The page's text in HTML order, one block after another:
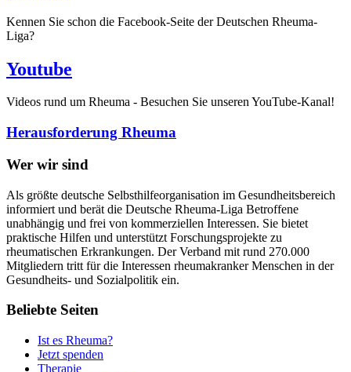
Kennen Sie schon die Facebook-Seite der Deutschen Rheuma-
Liga?
Youtube
Videos rund um Rheuma - Besuchen Sie unseren YouTube-Kanal!
Herausforderung Rheuma
Wer wir sind
Als größte deutsche Selbsthilfeorganisation im Gesundheitsbereich
informiert und berät die Deutsche Rheuma-Liga Betroffene
unabhängig und frei von kommerziellen Interessen. Sie bietet
praktische Hilfen und unterstützt Forschungsprojekte zu
rheumatischen Erkrankungen. Der Verband mit rund 270.000
Mitgliedern tritt für die Interessen rheumakranker Menschen in der
Gesundheits- und Sozialpolitik ein.
Beliebte Seiten
Ist es Rheuma?
Jetzt spenden
Therapie